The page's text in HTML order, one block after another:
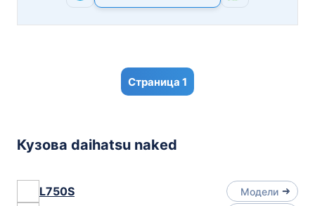
1
Кузова daihatsu naked
L750S Модели